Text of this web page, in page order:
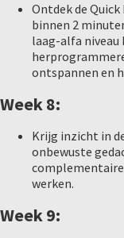
Ontdek de
binnen 2
laag-alfa niveau
ontspannen en
Week 8:
Krijg inzicht in
onbewuste
werken.
Week 9: